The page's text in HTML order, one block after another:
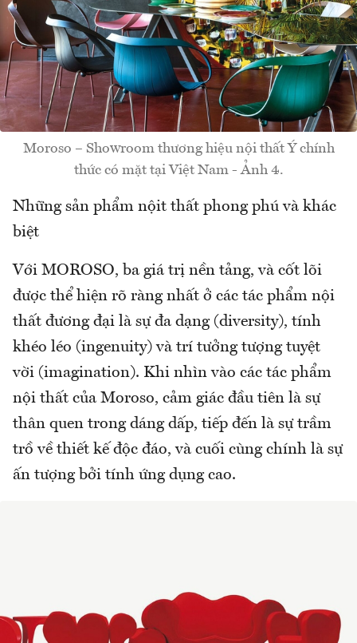
Moroso – Showroom thương hiệu nội thất Ý chính
thức có mặt tại Việt Nam - Ảnh 4.
Những sản phẩm nộit thất phong phú và khác
biệt
Với MOROSO, ba giá trị nền tảng, và cốt lõi
được thể hiện rõ ràng nhất ở các tác phẩm nội
thất đương đại là sự đa dạng (diversity), tính
khéo léo (ingenuity) và trí tưởng tượng tuyệt
vời (imagination). Khi nhìn vào các tác phẩm
nội thất của Moroso, cảm giác đầu tiên là sự
thân quen trong dáng dấp, tiếp đến là sự trầm
trồ về thiết kế độc đáo, và cuối cùng chính là sự
ấn tượng bởi tính ứng dụng cao.